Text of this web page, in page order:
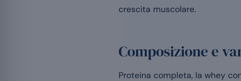
crescita muscolare.
Composizione e
Proteina completa, la whey